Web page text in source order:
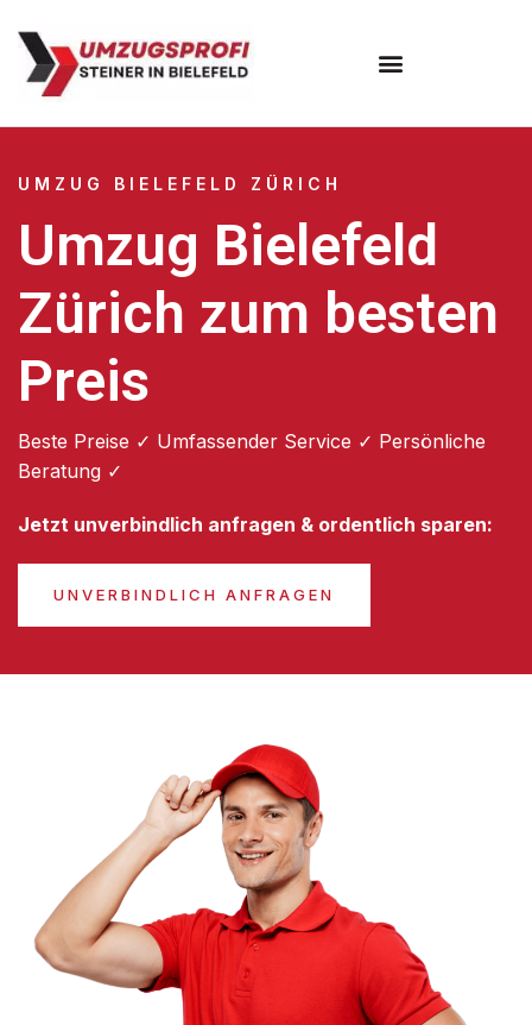
UMZUG BIELEFELD ZÜRICH
Umzug Bielefeld
Zürich zum besten
Preis
Beste Preise ✓ Umfassender Service ✓ Persönliche
Beratung ✓
Jetzt unverbindlich anfragen & ordentlich sparen:
UNVERBINDLICH ANFRAGEN